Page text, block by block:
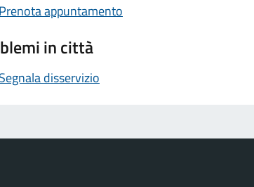
Prenota appuntamento
in città
Segnala disservizio